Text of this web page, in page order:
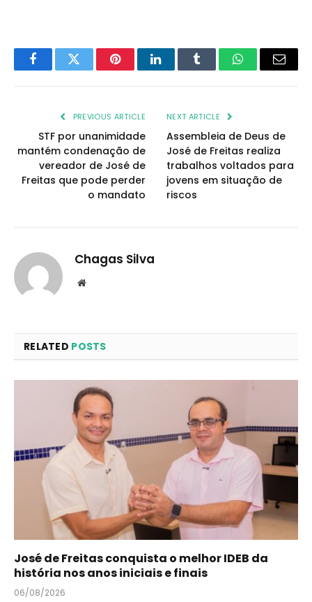
FacebookTwitter PinterestLinkedInTumblr WhatsAppEmail
PREVIOUS ARTICLE
STF por unanimidade
mantém condenação de
vereador de José de
Freitas que pode perder
o mandato
NEXT ARTICLE
Assembleia de Deus de
José de Freitas realiza
trabalhos voltados para
jovens em situação de
riscos
Chagas Silva
Website
RELATED POSTS
José de Freitas conquista o melhor IDEB da
história nos anos iniciais e finais
06/08/2026